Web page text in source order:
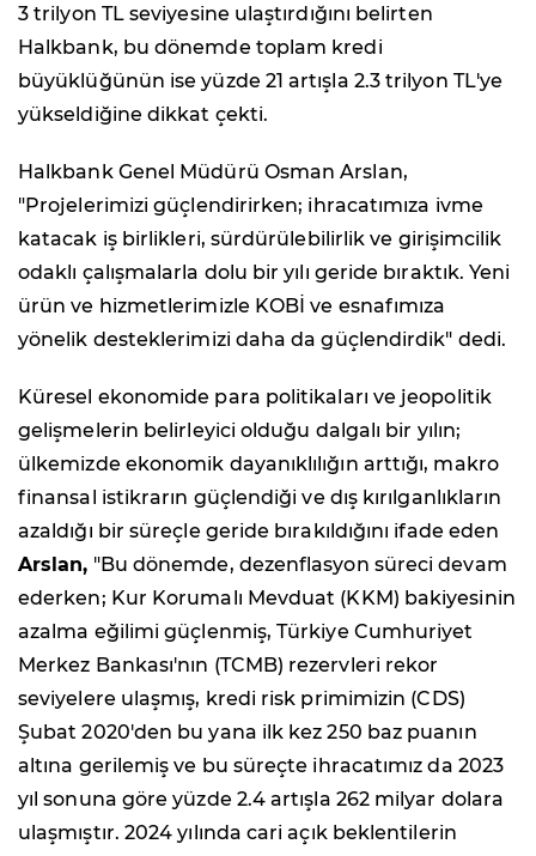
3 trilyon TL seviyesine ulaştırdığını belirten
Halkbank, bu dönemde toplam kredi
büyüklüğünün ise yüzde 21 artışla 2.3 trilyon TL'ye
yükseldiğine dikkat çekti.
Halkbank Genel Müdürü Osman Arslan,
"Projelerimizi güçlendirirken; ihracatımıza ivme
katacak iş birlikleri, sürdürülebilirlik ve girişimcilik
odaklı çalışmalarla dolu bir yılı geride bıraktık. Yeni
ürün ve hizmetlerimizle KOBİ ve esnafımıza
yönelik desteklerimizi daha da güçlendirdik" dedi.
Küresel ekonomide para politikaları ve jeopolitik
gelişmelerin belirleyici olduğu dalgalı bir yılın;
ülkemizde ekonomik dayanıklılığın arttığı, makro
finansal istikrarın güçlendiği ve dış kırılganlıkların
azaldığı bir süreçle geride bırakıldığını ifade eden
Arslan, "Bu dönemde, dezenflasyon süreci devam
ederken; Kur Korumalı Mevduat (KKM) bakiyesinin
azalma eğilimi güçlenmiş, Türkiye Cumhuriyet
Merkez Bankası'nın (TCMB) rezervleri rekor
seviyelere ulaşmış, kredi risk primimizin (CDS)
Şubat 2020'den bu yana ilk kez 250 baz puanın
altına gerilemiş ve bu süreçte ihracatımız da 2023
yıl sonuna göre yüzde 2.4 artışla 262 milyar dolara
ulaşmıştır. 2024 yılında cari açık beklentilerin